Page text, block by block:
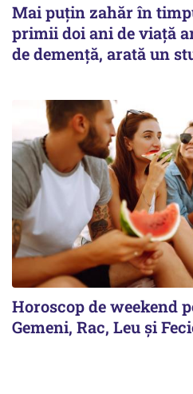
Mai puțin zahăr în
primii doi ani de viață
de demență, arată un
Horoscop de weekend
Gemeni, Rac, Leu și